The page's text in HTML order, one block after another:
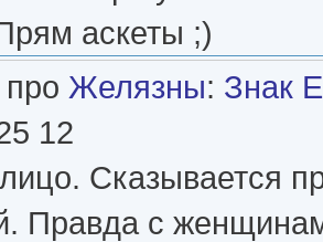
аскеты ;)
про Желязны: Знак
12
Сказывается
Правда с